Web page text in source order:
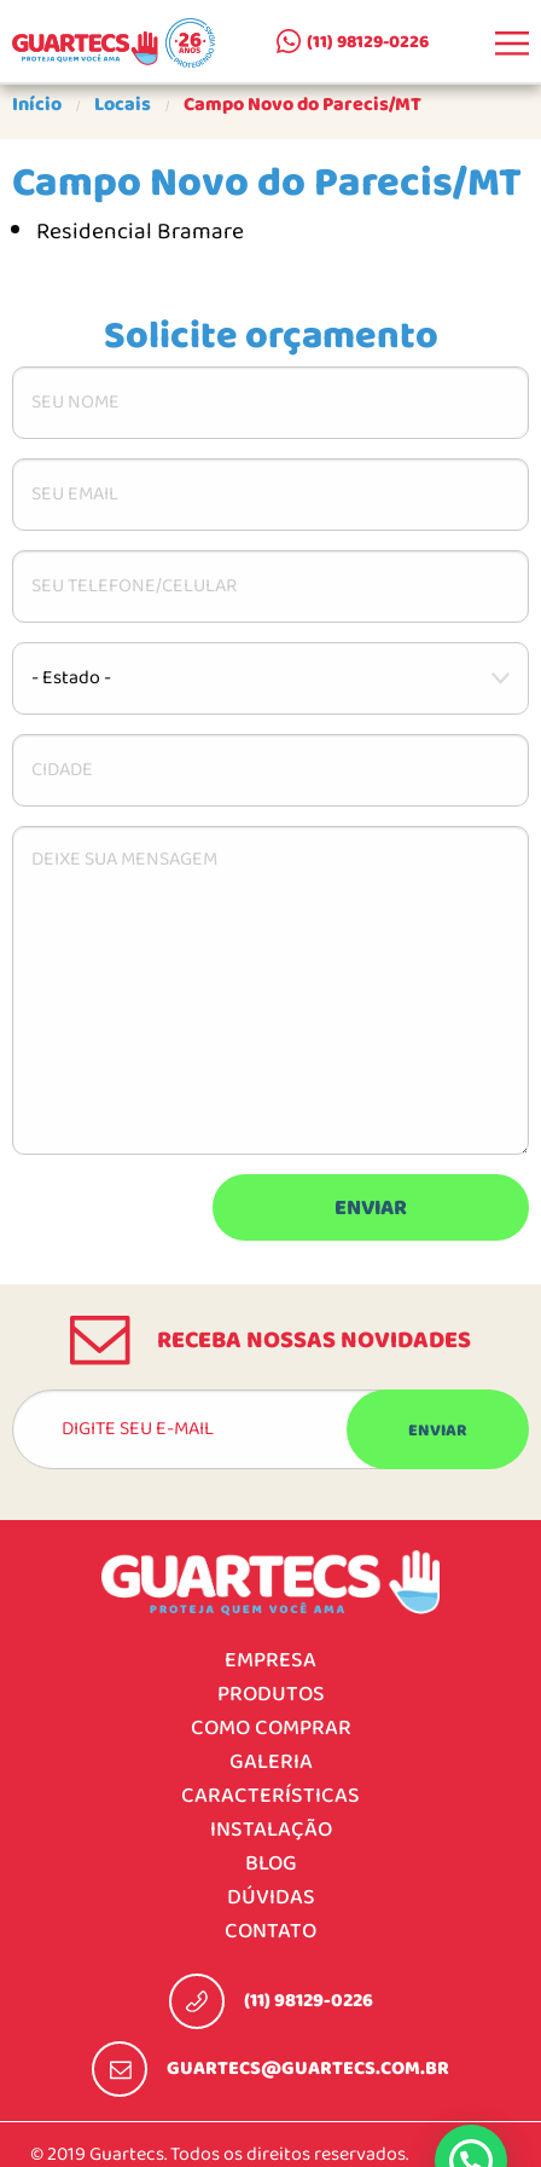
(11) 98129-0226
EMPRESA
SEJA UM PARCEIRO
PRODUTOS
CERCA DE SUPERFÍCIE AS
COMO COMPRAR
CARACTERÍSTICAS
INSTALAÇÃO
CONTATO
Início Locais Campo Novo do Parecis/MT
Campo Novo do Parecis/MT
Residencial Bramare
Solicite orçamento
RECEBA NOSSAS NOVIDADES
EMPRESA
PRODUTOS
COMO COMPRAR
GALERIA
CARACTERÍSTICAS
INSTALAÇÃO
BLOG
DÚVIDAS
CONTATO
(11) 98129-0226
GUARTECS@GUARTECS.COM.BR
© 2019 Guartecs. Todos os direitos reservados.